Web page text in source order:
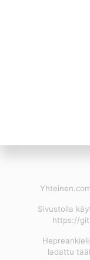
Sivustolla
https://
ladattu